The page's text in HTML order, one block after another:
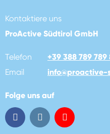
Kontaktiere uns
ProActive Südtirol GmbH
Telefon
+39 388 789 789
Email
info@proactive-
Folge uns auf